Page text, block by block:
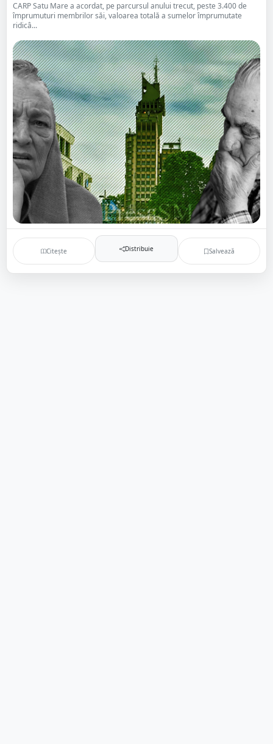
CARP Satu Mare a acordat, pe parcursul anului trecut, peste 3.400 de
împrumuturi membrilor săi, valoarea totală a sumelor împrumutate
ridicâ...
Citește Distribuie Salvează